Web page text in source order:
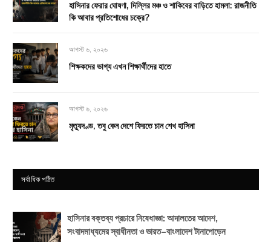
হাসিনার ফেরার ঘোষণা, দিল্লির মঞ্চ ও শাকিবের বাড়িতে হামলা: রাজনীতি
কি আবার প্রতিশোধের চক্রে?
আগস্ট ৬, ২০২৬
শিক্ষকদের ভাগ্য এখন শিক্ষার্থীদের হাতে
আগস্ট ৬, ২০২৬
মৃত্যুদণ্ড, তবু কেন দেশে ফিরতে চান শেখ হাসিনা
সর্বাধিক পঠিত
হাসিনার বক্তব্য প্রচারে নিষেধাজ্ঞা: আদালতের আদেশ,
সংবাদমাধ্যমের স্বাধীনতা ও ভারত–বাংলাদেশ টানাপোড়েন